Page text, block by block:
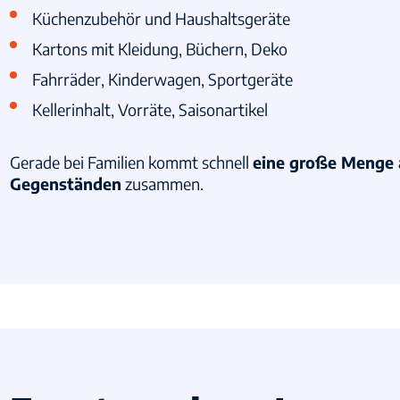
Küchenzubehör und Haushaltsgeräte
Kartons mit Kleidung, Büchern, Deko
Fahrräder, Kinderwagen, Sportgeräte
Kellerinhalt, Vorräte, Saisonartikel
Gerade bei Familien kommt schnell eine große Menge
Gegenständen zusammen.